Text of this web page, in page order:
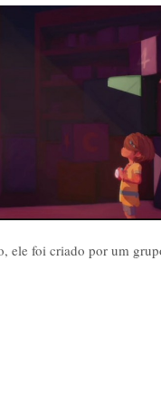
ele foi criado por um